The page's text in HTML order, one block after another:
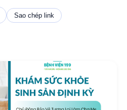
Sao chép link